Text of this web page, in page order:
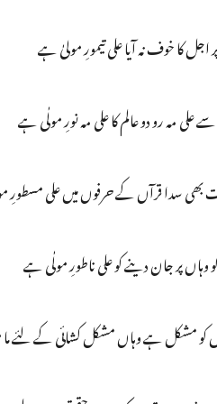
کا خوف نہ آیا علی تیمورِ مولیٰ ہے
مہ رو دو عالم کا علی مہ نورِ مولٰی ہے
سدا قرآں کے حرفوں میں علی مسطورِ
پر جان دینے کو علی ناطورِ مولٰی ہے
مشکل ہے وہاں مشکل کشائی کے لئے